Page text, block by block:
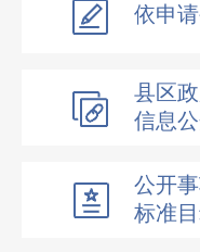
依申
县区
信息
公开
标准